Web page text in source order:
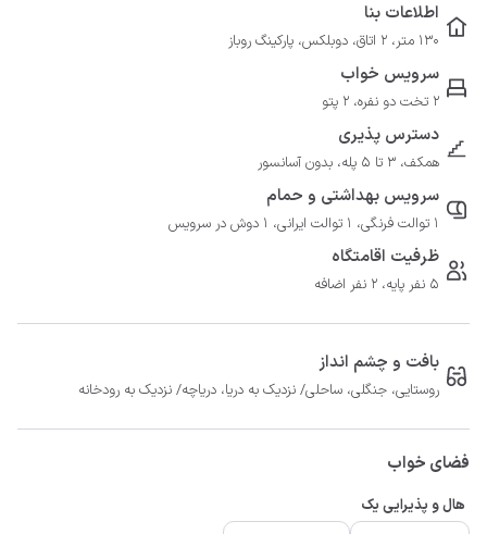
اطلاعات بنا
130 متر، 2 اتاق، دوبلکس، پارکینگ روباز
سرویس خواب
2 تخت دو نفره، 2 پتو
دسترس پذیری
همکف، 3 تا 5 پله، بدون آسانسور
سرویس بهداشتی و حمام
1 توالت فرنگی، 1 توالت ایرانی، 1 دوش در سرویس
ظرفیت اقامتگاه
5 نفر پایه، 2 نفر اضافه
بافت و چشم انداز
روستایی، جنگلی، ساحلی/ نزدیک به دریا، دریاچه/ نزدیک به رودخانه
فضای خواب
هال و پذیرایی یک